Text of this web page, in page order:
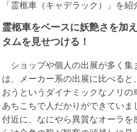
「霊柩車（キャデラック）」を紹
霊柩車をベースに妖艶さを加
タムを見せつける！
ショップや個人の出展が多く集
は、メーカー系の出展に比べると
おうというダイナミックなノリの
あちこちで人だかりができていま
付近に、なにやら異質なオーラを